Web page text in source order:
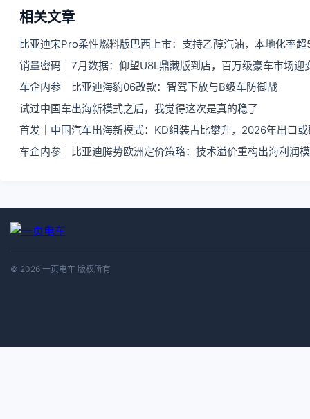
相关文章
比亚迪宋Pro柔性燃料版巴西上市：支持乙醇汽油，本地化率超
销量密码｜7月数据：仰望U8L鼎藏版到店，百万级豪车市场迎
车企内参｜比亚迪海豹06改款：智驾下放与B级车防御战
试过中国车出海新模式之后，我觉得这次是真的稳了
首发｜中国汽车出海新模式：KD组装占比攀升，2026年出口
车企内参｜比亚迪腾势欧洲定价策略：技术溢价重构出海利润
© 2026 一页电车 版权所有